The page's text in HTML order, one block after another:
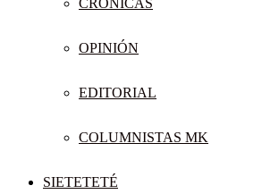
OPINIÓN
EDITORIAL
COLUMNISTAS MK
SIETETETÉ